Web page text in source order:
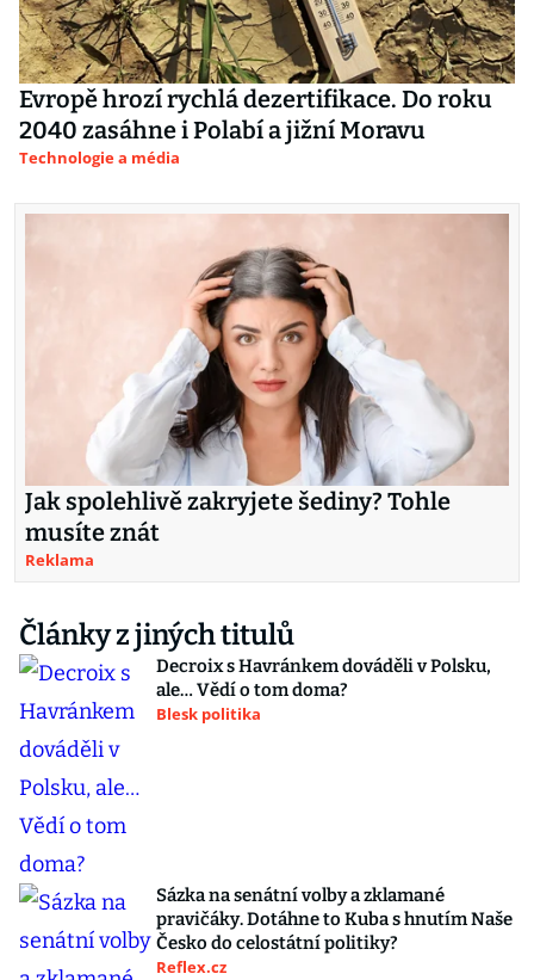
Evropě hrozí rychlá dezertifikace. Do roku
2040 zasáhne i Polabí a jižní Moravu
Technologie a média
Jak spolehlivě zakryjete šediny? Tohle
musíte znát
Reklama
Články z jiných titulů
Decroix s Havránkem dováděli v Polsku,
ale… Vědí o tom doma?
Blesk politika
Sázka na senátní volby a zklamané
pravičáky. Dotáhne to Kuba s hnutím Naše
Česko do celostátní politiky?
Reflex.cz